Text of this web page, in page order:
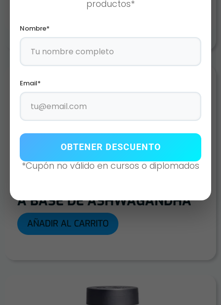
A BASE DE ASHWAGANDHA
AÑADIR AL CARRITO
productos*
Nombre*
Email*
OBTENER DESCUENTO
*Cupón no válido en cursos o diplomados